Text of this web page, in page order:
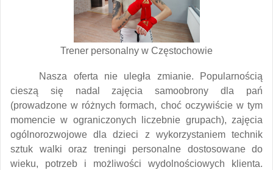
Trener personalny w Częstochowie
Nasza oferta nie uległa zmianie. Popularnością
cieszą się nadal zajęcia samoobrony dla pań
(prowadzone w różnych formach, choć oczywiście w tym
momencie w ograniczonych liczebnie grupach), zajęcia
ogólnorozwojowe dla dzieci z wykorzystaniem technik
sztuk walki oraz treningi personalne dostosowane do
wieku, potrzeb i możliwości wydolnościowych klienta.